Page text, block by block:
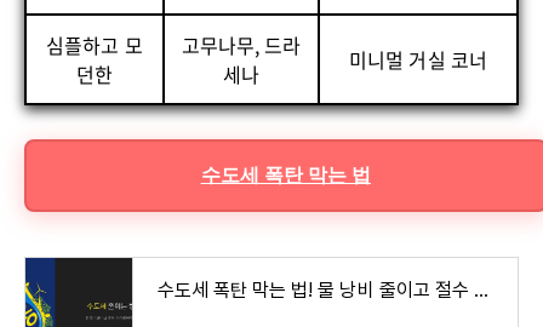
심플하고 모
던한
고무나무, 드라
세나
미니멀 거실 코너
수도세 폭탄 막는 법
수도세 폭탄 막는 법! 물 낭비 줄이고 절수 기기 활용하는 방법